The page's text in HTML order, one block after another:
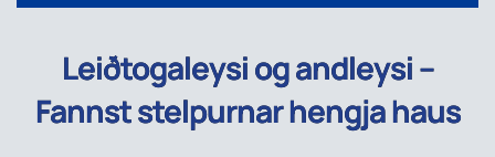
Leiðtogaleysi og andleysi –
Fannst stelpurnar hengja haus